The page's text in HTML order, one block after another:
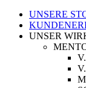
UNSERE
UNSER